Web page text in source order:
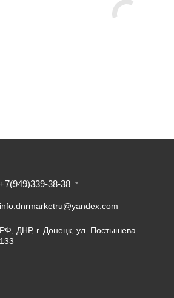
+7(949)339-38-38
info.dnrmarketru@yandex.com
РФ, ДНР, г. Донецк, ул. Постышева
133